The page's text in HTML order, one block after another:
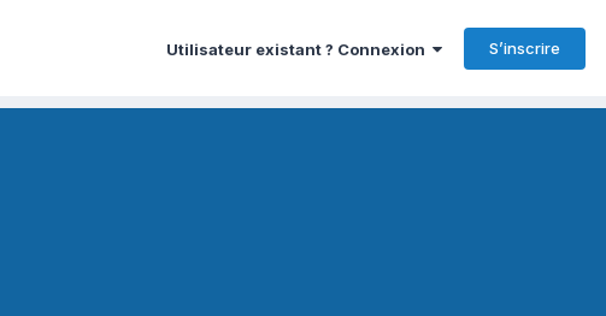
Utilisateur existant ? Connexion S’inscrire